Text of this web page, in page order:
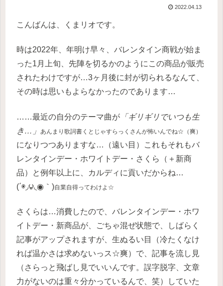
2022.04.13
こんばんは、くまリオです。
時は2022年、年明け早々、バレンタイン商戦が始ま
った1月上旬、先陣を切るかのようにこの商品が販売
されたわけですが…3ヶ月後に封が切られるなんて、
その時は思いもよらなかったのであります…
……最近の自分のテーマ曲が 「ギリギリでいつも生
き…」
あんまり歌詞書くとじゃすらっくさんが怖いんでね☆（爽）
になりつつありますな…（遠い目）これもそれもバ
レンタインデー・ホワイトデー・さくら（＋新商
品）と例年以上に、カルディに貢いだからね…
(΄◉◞౪◟◉｀)自業自得ってわけよ☆
さくらは…消費したので、バレンタインデー・ホワ
イトデー・新商品が、ごちゃ混ぜ状態で、しばらく
記事がアップされますが、生ぬるい目（冷たくなけ
れば温かさは求めないっス☆爽）で、記事を流し見
（さらっと飛ばし見でいいんです。誤字脱字、文章
力がないのは重々分かっているんで、笑）していた